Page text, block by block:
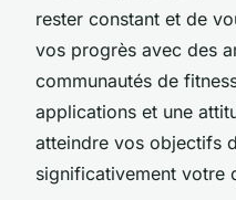
rester constant et de
vos progrès avec des
communautés de
applications et une
atteindre vos objectifs
significativement votre